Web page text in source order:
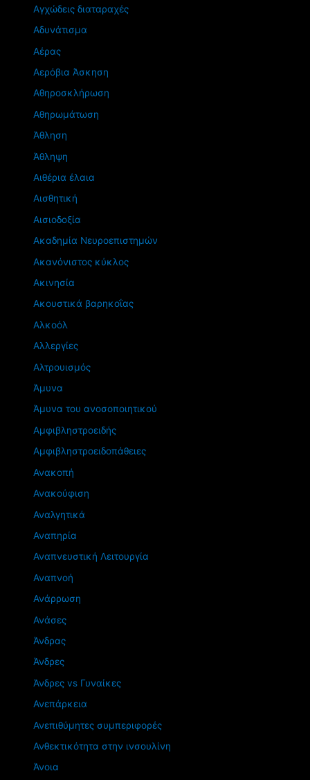
Αγχώδεις διαταραχές
Αδυνάτισμα
Αέρας
Αερόβια Άσκηση
Αθηροσκλήρωση
Αθηρωμάτωση
Άθληση
Άθληψη
Αιθέρια έλαια
Αισθητική
Αισιοδοξία
Ακαδημία Νευροεπιστημών
Ακανόνιστος κύκλος
Ακινησία
Ακουστικά βαρηκοΐας
Αλκοόλ
Αλλεργίες
Αλτρουισμός
Άμυνα
Άμυνα του ανοσοποιητικού
Αμφιβληστροειδής
Αμφιβληστροειδοπάθειες
Ανακοπή
Ανακούφιση
Αναλγητικά
Αναπηρία
Αναπνευστική Λειτουργία
Αναπνοή
Ανάρρωση
Ανάσες
Άνδρας
Άνδρες
Άνδρες vs Γυναίκες
Ανεπάρκεια
Ανεπιθύμητες συμπεριφορές
Ανθεκτικότητα στην ινσουλίνη
Άνοια